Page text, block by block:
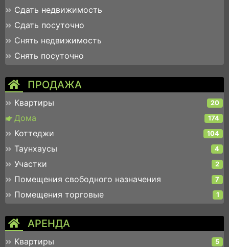
Сдать недвижимость
Сдать посуточно
Снять недвижимость
Снять посуточно
ПРОДАЖА
Квартиры 20
Дома 174
Коттеджи 104
Таунхаусы 4
Участки 2
Помещения свободного назначения 7
Помещения торговые 1
АРЕНДА
Квартиры 5